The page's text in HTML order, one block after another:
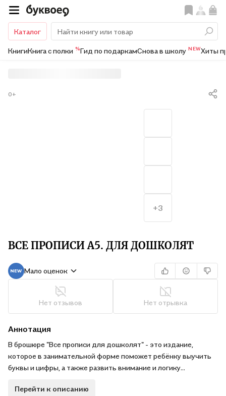
Каталог
КнигиКнига с полки %Гид по подаркамСнова в школу NEWХиты
ВСЕ ПРОПИСИ А5. ДЛЯ ДОШКОЛЯТ
0+
Мало оценок
Нет отзывов Нет отрывка
+3
Аннотация
В брошюре "Все прописи для дошколят" - это издание,
которое в занимательной форме поможет ребёнку выучить
буквы и цифры, а также развить внимание и логику
Перейти к описанию